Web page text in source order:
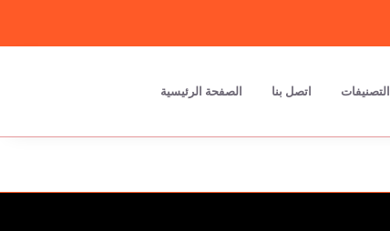
الصفحة الرئيسية اتصل بنا التصنيفات